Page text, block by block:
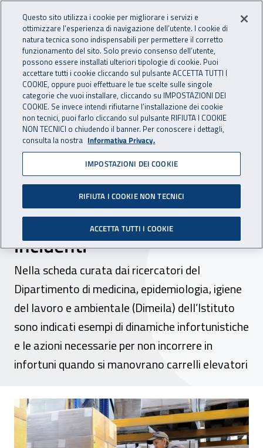
INAIL - Istituto Nazionale
Apri cerca
Navigazione principale
Navigazione - Ti trovi in:
Home Inail comunica News
26 giugno 2019
Transpallet manuali, in un
fact sheet le misure di
prevenzione per evitare
incidenti
Nella scheda curata dai ricercatori del
Dipartimento di medicina, epidemiologia, igiene
del lavoro e ambientale (Dimeila) dell’Istituto
sono indicati esempi di dinamiche infortunistiche
e le azioni necessarie per non incorrere in
infortuni quando si manovrano carrelli elevatori
Transpallet manuali, in un fact sheet le
Questo sito utilizza i cookie per migliorare i servizi e
ottimizzare l’esperienza di navigazione dell’utente. I cookie di
natura tecnica sono indispensabili per permettere il corretto
funzionamento del sito. Solo previo consenso dell’utente,
possono essere installati ulteriori tipologie di cookie. Puoi
accettare tutti i cookie cliccando sul pulsante ACCETTA TUTTI I
COOKIE, oppure puoi effettuare le tue scelte sulle singole
categorie che vuoi installare, cliccando su IMPOSTAZIONI DEI
COOKIE. Se invece intendi rifiutarne l’installazione dei cookie
non tecnici, puoi farlo cliccando sul pulsante RIFIUTA I COOKIE
NON TECNICI o chiudendo il banner. Per conoscere i dettagli,
consulta la nostra Informativa Privacy.
IMPOSTAZIONI DEI COOKIE
RIFIUTA I COOKIE NON TECNICI
ACCETTA TUTTI I COOKIE